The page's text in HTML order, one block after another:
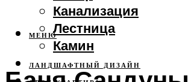
Канализация
Лестница
Камин
ЛАНДШАФТНЫЙ ДИЗАЙН
МЕНЮ